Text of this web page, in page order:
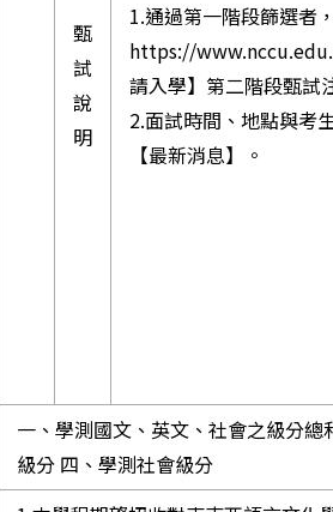
甄
試
說
明
1.通過第一階段篩選者
https://
請入學】第二階段甄試
2.面試時間、地點與考
【最新消息】。
一、學測國文、英文、社會之級分
級分 四、學測社會級分